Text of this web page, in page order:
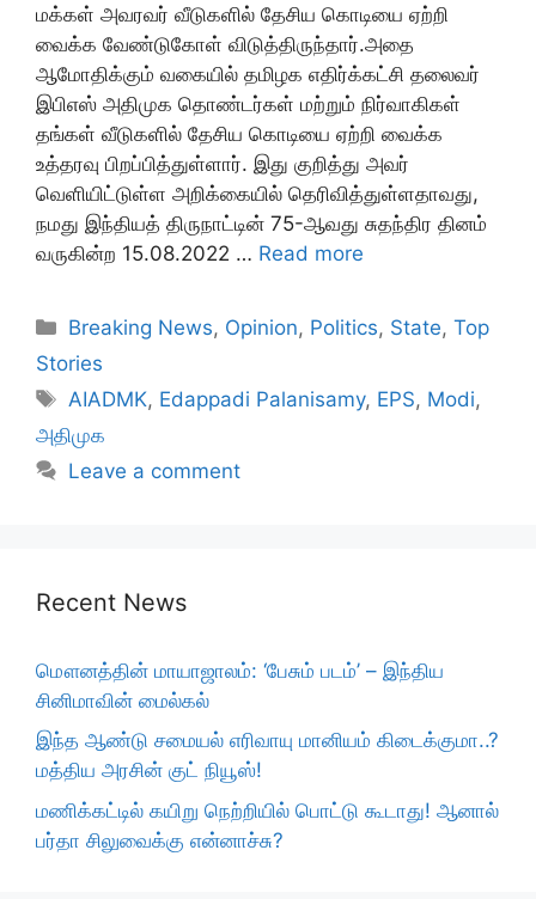
மக்கள் அவரவர் வீடுகளில் தேசிய கொடியை ஏற்றி
வைக்க வேண்டுகோள் விடுத்திருந்தார்.அதை
ஆமோதிக்கும் வகையில் தமிழக எதிர்க்கட்சி தலைவர்
இபிஎஸ் அதிமுக தொண்டர்கள் மற்றும் நிர்வாகிகள்
தங்கள் வீடுகளில் தேசிய கொடியை ஏற்றி வைக்க
உத்தரவு பிறப்பித்துள்ளார். இது குறித்து அவர்
வெளியிட்டுள்ள அறிக்கையில் தெரிவித்துள்ளதாவது,
நமது இந்தியத் திருநாட்டின் 75-ஆவது சுதந்திர தினம்
வருகின்ற 15.08.2022 … Read more
Categories
Breaking News, Opinion, Politics, State,Top
Stories
Tags
AIADMK, Edappadi Palanisamy, EPS, Modi,
அதிமுக
Leave a comment
Recent News
மௌனத்தின் மாயாஜாலம்: ‘பேசும் படம்’ – இந்திய
சினிமாவின் மைல்கல்
இந்த ஆண்டு சமையல் எரிவாயு மானியம் கிடைக்குமா..?
மத்திய அரசின் குட் நியூஸ்!
மணிக்கட்டில் கயிறு நெற்றியில் பொட்டு கூடாது! ஆனால்
பர்தா சிலுவைக்கு என்னாச்சு?